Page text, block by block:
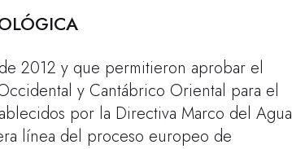
2012 y que permitieron aprobar el
y Cantábrico Oriental para el
por la Directiva Marco del Agua
línea del proceso europeo de